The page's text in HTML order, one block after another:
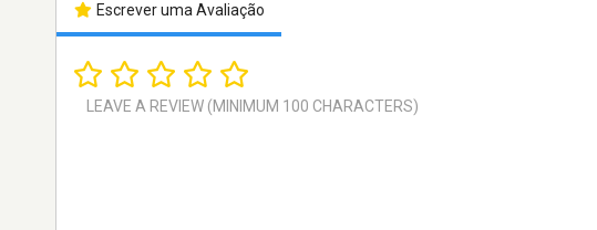
Escrever uma Avaliação